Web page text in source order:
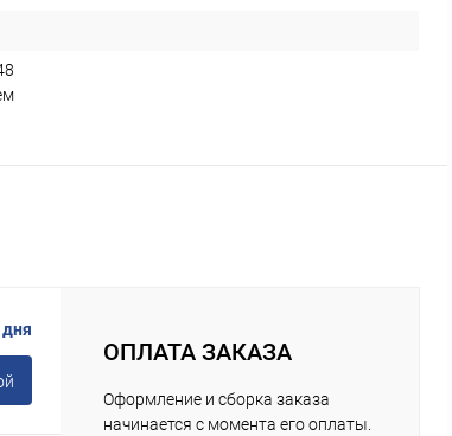
ОПЛАТА ЗАКАЗА
Оформление и сборка заказа
начинается с момента его оплаты.